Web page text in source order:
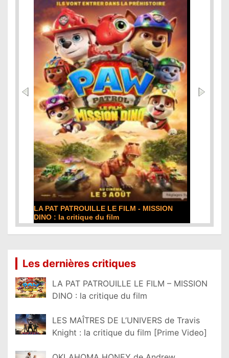
LA PAT PATROUILLE LE FILM - MISSION
DINO : la critique du film
Les dernières critiques
LA PAT PATROUILLE LE FILM – MISSION
DINO : la critique du film
LES MAÎTRES DE L’UNIVERS de Travis
Knight : la critique du film [Prime Video]